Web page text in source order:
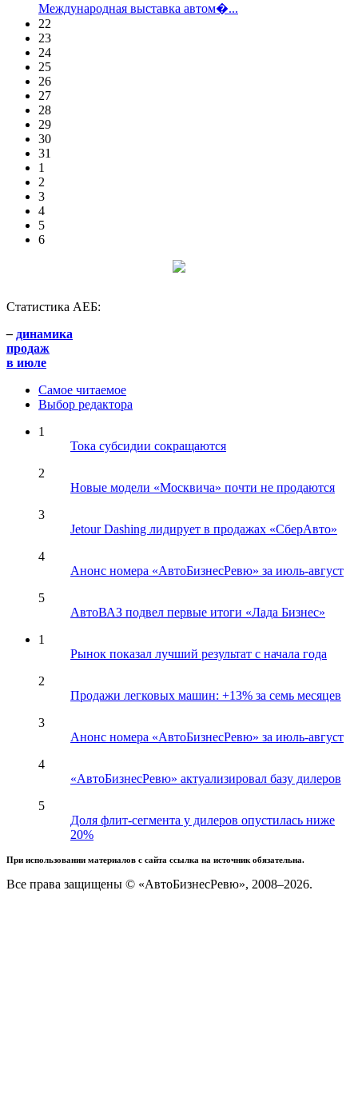
Международная выставка автом�...
22
23
24
25
26
27
28
29
30
31
1
2
3
4
5
6
Статистика АЕБ:
– динамика
продаж
в июле
Самое читаемое
Выбор редактора
1
Тока субсидии сокращаются
2
Новые модели «Москвича» почти не продаются
3
Jetour Dashing лидирует в продажах «СберАвто»
4
Анонс номера «АвтоБизнесРевю» за июль-август
5
АвтоВАЗ подвел первые итоги «Лада Бизнес»
1
Рынок показал лучший результат с начала года
2
Продажи легковых машин: +13% за семь месяцев
3
Анонс номера «АвтоБизнесРевю» за июль-август
4
«АвтоБизнесРевю» актуализировал базу дилеров
5
Доля флит-сегмента у дилеров опустилась ниже
20%
При использовании материалов с сайта ссылка на источник обязательна.
Все права защищены © «АвтоБизнесРевю», 2008–2026.